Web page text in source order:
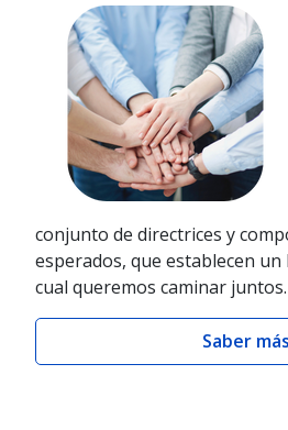
conjunto de directrices y
esperados, que establecen
cual queremos caminar juntos.
Saber más